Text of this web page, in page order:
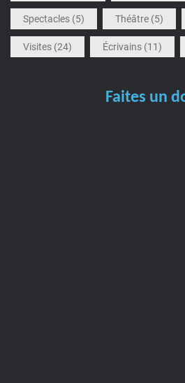
Spectacles (5) Théâtre (5)
Visites (24) Écrivains (11)
Faites un